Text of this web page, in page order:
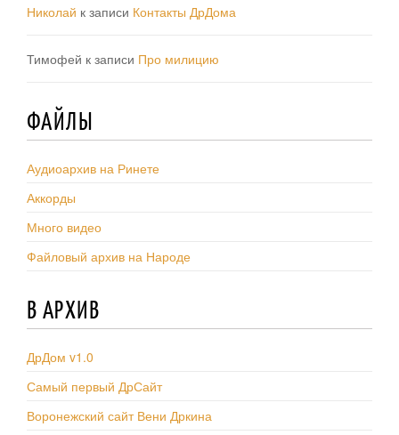
Николай к записи Контакты ДрДома
Тимофей к записи Про милицию
ФАЙЛЫ
Аудиоархив на Ринете
Аккорды
Много видео
Файловый архив на Народе
В АРХИВ
ДрДом v1.0
Самый первый ДрСайт
Воронежский сайт Вени Дркина